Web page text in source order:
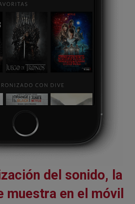
del sonido, la
muestra en el móvil